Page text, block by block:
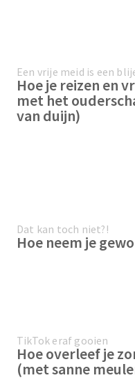
Een vrije meid is een
Hoe je reizen en
met het
van duijn)
Dat kan toch niet?!
Hoe neem je
TikTok eraf gooien
Hoe overleef je
(met sanne